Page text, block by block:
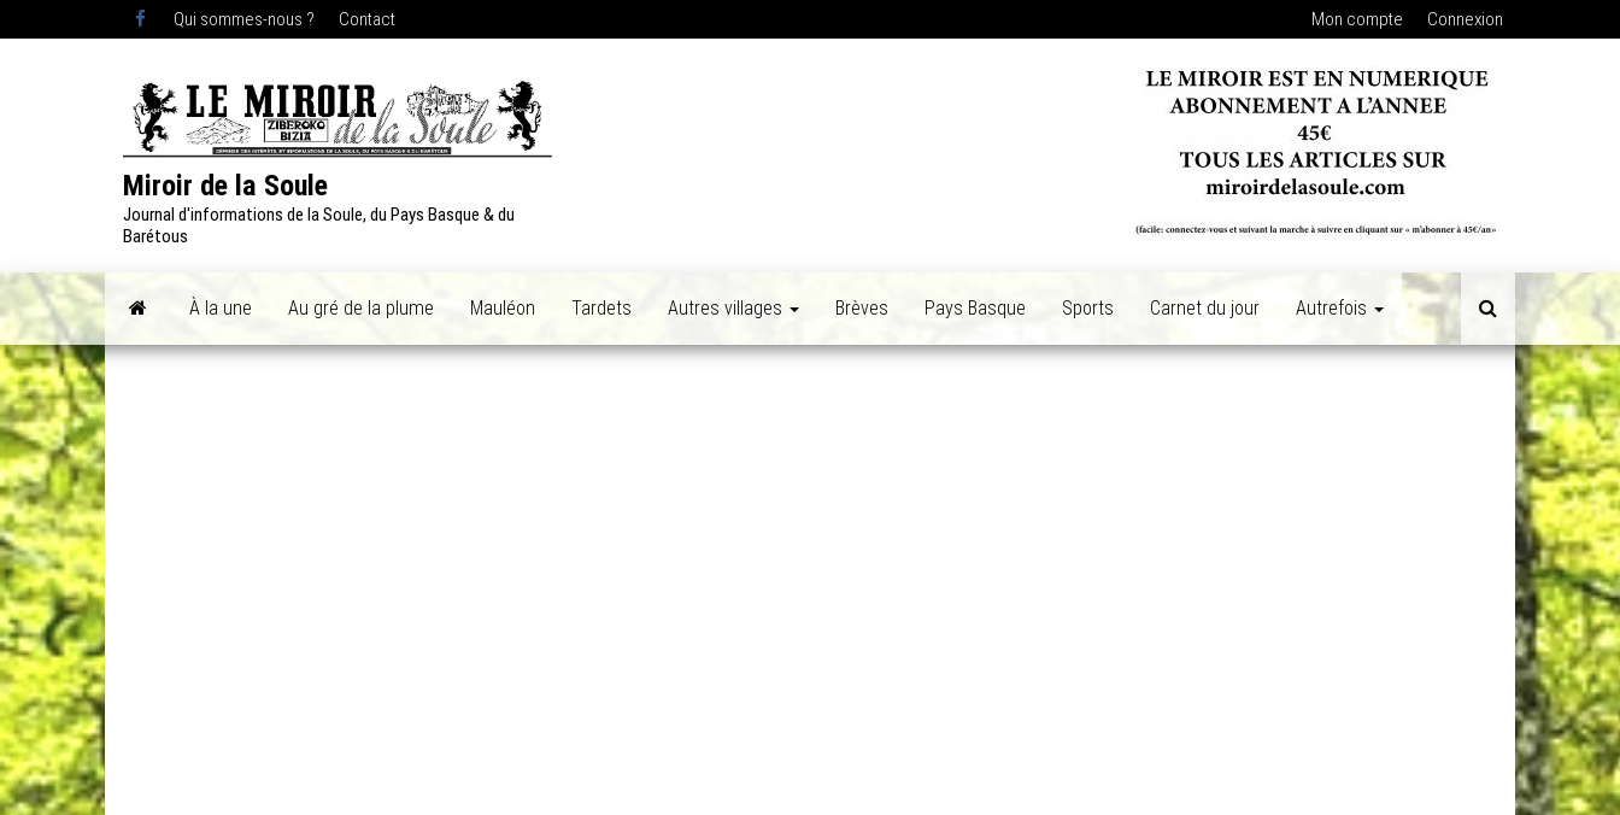
Qui sommes-nous ? Contact Mon compte Connexion
Miroir de la Soule
Journal d'informations de la Soule, du Pays Basque & du
Barétous
À la une Au gré de la plume Mauléon Tardets Autres villages Brèves Pays Basque Sports Carnet du jour Autrefois